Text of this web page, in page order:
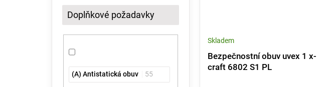
Doplňkové požadavky
(A) Antistatická obuv 55
Bezpečnostní obuv uvex 1 x-
craft 6802 S1 PL
Skladem